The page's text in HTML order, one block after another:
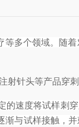
多个领域。随
针头等产品穿
速度将试样刺
与试样接触，